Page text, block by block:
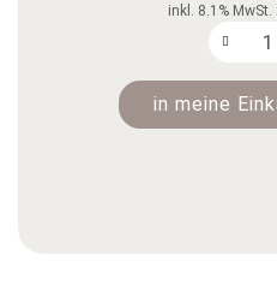
inkl. 8.1% MwSt.
in meine